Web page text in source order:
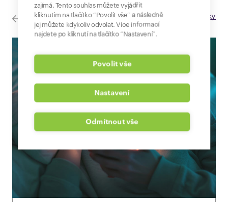
Všechny novinky
zajímá. Tento souhlas můžete vyjádřit
kliknutím na tlačítko “Povolit vše” a následně
jej můžete kdykoliv odvolat. Více informací
najdete po kliknutí na tlačítko “Nastavení”.
Povolit vše
Nastavení
Odmítnout vše